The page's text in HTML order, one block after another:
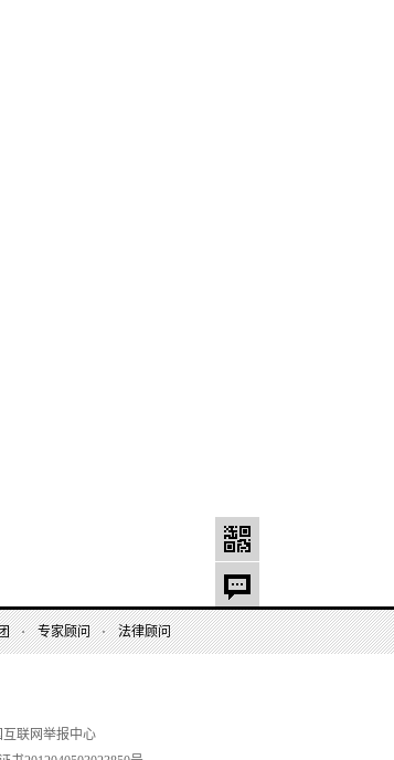
专家顾问 法律顾问
互联网举报中心